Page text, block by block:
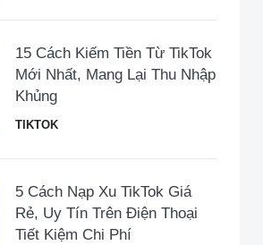
15 Cách Kiếm Tiền Từ TikTok
Mới Nhất, Mang Lại Thu Nhập
Khủng
TIKTOK
5 Cách Nạp Xu TikTok Giá
Rẻ, Uy Tín Trên Điện Thoại
Tiết Kiệm Chi Phí